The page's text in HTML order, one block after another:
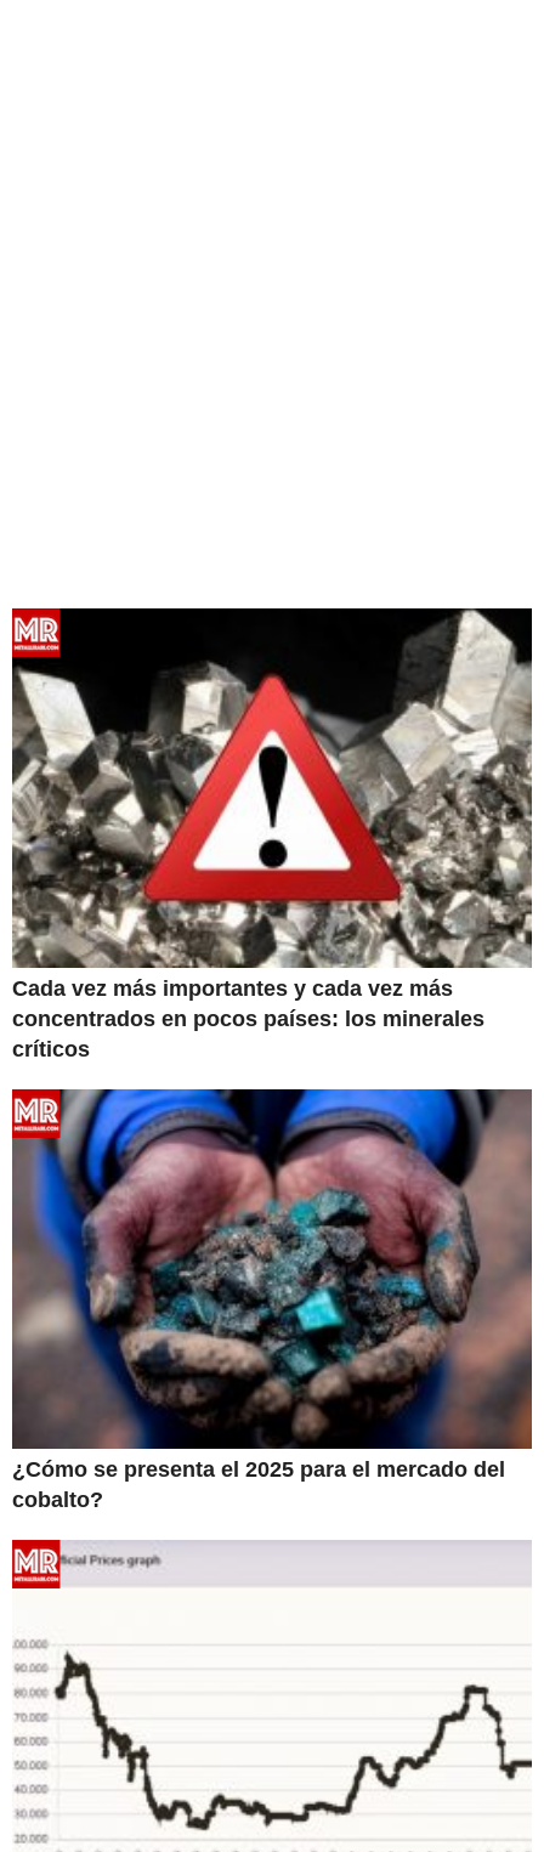
Cada vez más importantes y cada vez más
concentrados en pocos países: los minerales
críticos
¿Cómo se presenta el 2025 para el mercado del
cobalto?